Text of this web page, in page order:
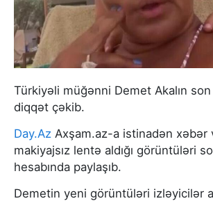
Türkiyəli müğənni Demet Akalın son
diqqət çəkib.
Day.Az Axşam.az-a istinadən xəbər
makiyajsız lentə aldığı görüntüləri
hesabında paylaşıb.
Demetin yeni görüntüləri izləyicilər